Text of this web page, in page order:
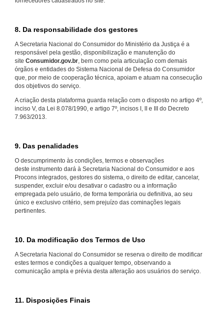
8. Da responsabilidade dos gestores
A Secretaria Nacional do Consumidor do Ministério da Justiça é a
responsável pela gestão, disponibilização e manutenção do
site Consumidor.gov.br, bem como pela articulação com demais
órgãos e entidades do Sistema Nacional de Defesa do Consumidor
que, por meio de cooperação técnica, apoiam e atuam na consecução
dos objetivos do serviço.
A criação desta plataforma guarda relação com o disposto no artigo 4º,
inciso V, da Lei 8.078/1990, e artigo 7º, incisos I, II e III do Decreto
7.963/2013.
9. Das penalidades
O descumprimento às condições, termos e observações
deste instrumento dará à Secretaria Nacional do Consumidor e aos
Procons integrados, gestores do sistema, o direito de editar, cancelar,
suspender, excluir e/ou desativar o cadastro ou a informação
empregada pelo usuário, de forma temporária ou definitiva, ao seu
único e exclusivo critério, sem prejuízo das cominações legais
pertinentes.
10. Da modificação dos Termos de Uso
A Secretaria Nacional do Consumidor se reserva o direito de modificar
estes termos e condições a qualquer tempo, observando a
comunicação ampla e prévia desta alteração aos usuários do serviço.
11. Disposições Finais